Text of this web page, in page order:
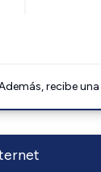
recibe